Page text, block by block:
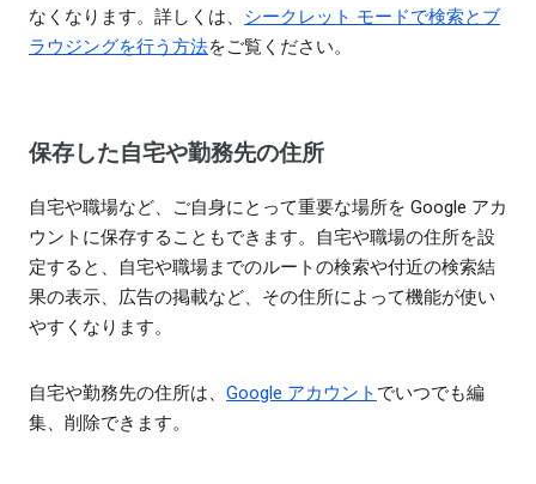
なくなります。詳しくは、 シークレット モードで検索とブ
ラウジングを行う方法をご覧ください。
保存した自宅や勤務先の住所
自宅や職場など、ご自身にとって重要な場所を Google アカ
ウントに保存することもできます。自宅や職場の住所を設
定すると、自宅や職場までのルートの検索や付近の検索結
果の表示、広告の掲載など、その住所によって機能が使い
やすくなります。
自宅や勤務先の住所は、 Google アカウント でいつでも編
集、削除できます。